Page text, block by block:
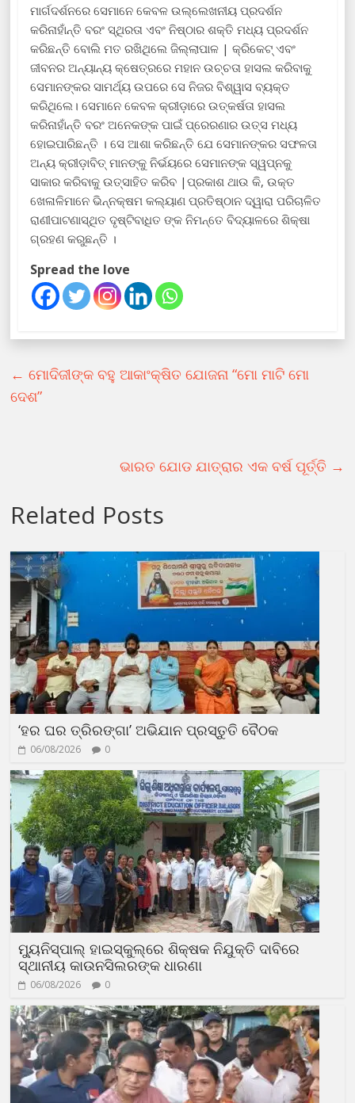
ମାର୍ଗଦର୍ଶନରେ ସେମାନେ କେବଳ ଉଲ୍ଲେଖନୀୟ ପ୍ରଦର୍ଶନ
କରିନାହାଁନ୍ତି ବରଂ ସ୍ଥିରତା ଏବଂ ନିଷ୍ଠାର ଶକ୍ତି ମଧ୍ୟ ପ୍ରଦର୍ଶନ
କରିଛନ୍ତି ବୋଲି ମତ ରଖିଥିଲେ ଜିଲ୍ଲାପାଳ | କ୍ରିକେଟ୍ ଏବଂ
ଜୀବନର ଅନ୍ୟାନ୍ୟ କ୍ଷେତ୍ରରେ ମହାନ ଉଚ୍ଚତା ହାସଲ କରିବାକୁ
ସେମାନଙ୍କର ସାମର୍ଥ୍ୟ ଉପରେ ସେ ନିଜର ବିଶ୍ୱାସ ବ୍ୟକ୍ତ
କରିଥିଲେ। ସେମାନେ କେବଳ କ୍ରୀଡ଼ାରେ ଉତ୍କର୍ଷତା ହାସଲ
କରିନାହାଁନ୍ତି ବରଂ ଅନେକଙ୍କ ପାଇଁ ପ୍ରେରଣାର ଉତ୍ସ ମଧ୍ୟ
ହୋଇପାରିଛନ୍ତି । ସେ ଆଶା କରିଛନ୍ତି ଯେ ସେମାନଙ୍କର ସଫଳତା
ଅନ୍ୟ କ୍ରୀଡ଼ାବିତ୍ ମାନଙ୍କୁ ନିର୍ଭୟରେ ସେମାନଙ୍କ ସ୍ୱପ୍ନକୁ
ସାକାର କରିବାକୁ ଉତ୍ସାହିତ କରିବ |ପ୍ରକାଶ ଥାଉ କି, ଉକ୍ତ
ଖେଳାଳିମାନେ ଭିନ୍ନକ୍ଷମ କଲ୍ୟାଣ ପ୍ରତିଷ୍ଠାନ ଦ୍ୱାରା ପରିଚାଳିତ
ରାଣୀପାଟଣାସ୍ଥିତ ଦୃଷ୍ଟିବାଧିତ ଙ୍କ ନିମନ୍ତେ ବିଦ୍ୟାଳରେ ଶିକ୍ଷା
ଗ୍ରହଣ କରୁଛନ୍ତି ।
Spread the love
← ମୋଦିଜୀଙ୍କ ବହୁ ଆକାଂକ୍ଷିତ ଯୋଜନା “ମୋ ମାଟି ମୋ
ଦେଶ”
ଭାରତ ଯୋଡ ଯାତ୍ରାର ଏକ ବର୍ଷ ପୂର୍ତ୍ତି →
Related Posts
‘ହର ଘର ତ୍ରିରଙ୍ଗା’ ଅଭିଯାନ ପ୍ରସ୍ତୁତି ବୈଠକ
06/08/2026 0
ମ୍ୟୁନିସ୍‌ପାଲ୍ ହାଇସ୍କୁଲ୍‌ରେ ଶିକ୍ଷକ ନିଯୁକ୍ତି ଦାବିରେ
ସ୍ଥାନୀୟ କାଉନସିଲରଙ୍କ ଧାରଣା
06/08/2026 0